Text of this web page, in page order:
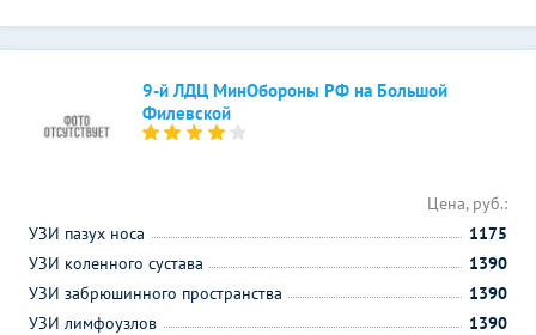
9-й ЛДЦ МинОбороны РФ на Большой
Филевской
Цена, руб.:
УЗИ пазух носа
1175
УЗИ коленного сустава
1390
УЗИ забрюшинного пространства
1390
УЗИ лимфоузлов
1390